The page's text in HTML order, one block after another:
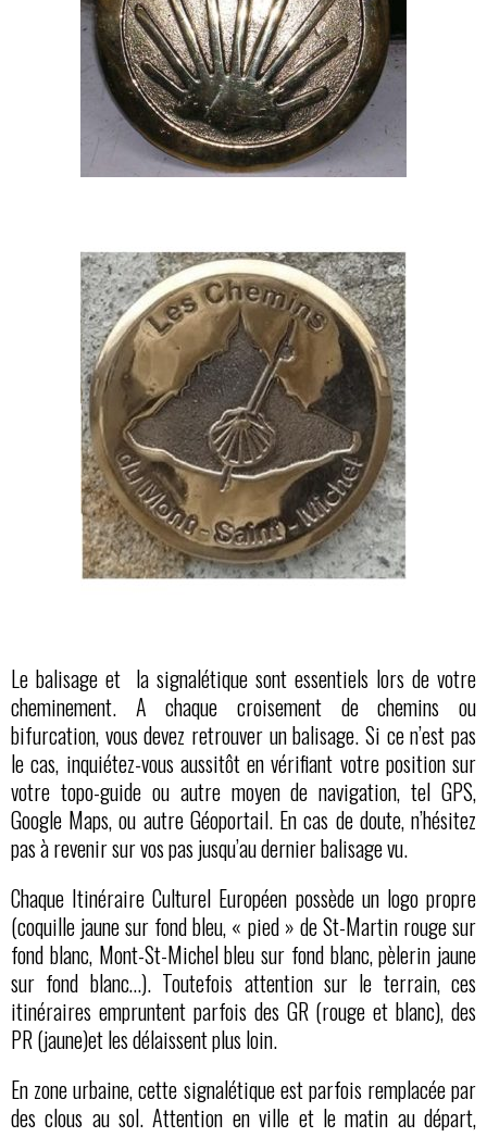
Le balisage et la signalétique sont essentiels lors de votre
cheminement. A chaque croisement de chemins ou
bifurcation, vous devez retrouver un balisage. Si ce n’est pas
le cas, inquiétez-vous aussitôt en vérifiant votre position sur
votre topo-guide ou autre moyen de navigation, tel GPS,
Google Maps, ou autre Géoportail. En cas de doute, n’hésitez
pas à revenir sur vos pas jusqu’au dernier balisage vu.
Chaque Itinéraire Culturel Européen possède un logo propre
(coquille jaune sur fond bleu, « pied » de St-Martin rouge sur
fond blanc, Mont-St-Michel bleu sur fond blanc, pèlerin jaune
sur fond blanc…). Toutefois attention sur le terrain, ces
itinéraires empruntent parfois des GR (rouge et blanc), des
PR (jaune)et les délaissent plus loin.
En zone urbaine, cette signalétique est parfois remplacée par
des clous au sol. Attention en ville et le matin au départ,